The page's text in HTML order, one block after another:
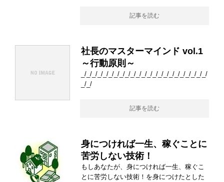
記事を読む
社長のマスターマインド vol.1
～行動原則～
_/_/_/_/_/_/_/_/_/_/_/_/_/_/_/_/_/_/_/_/_/_/_/
_/_/
記事を読む
身につければ一生、稼ぐことに
苦労しない技術！
もしあなたが、身につければ一生、稼ぐこ
とに苦労しない技術！を身につけたとした